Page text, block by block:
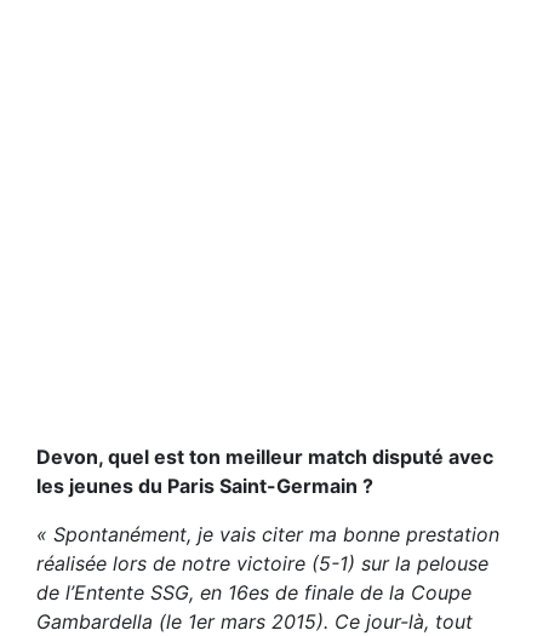
Devon, quel est ton meilleur match disputé avec
les jeunes du Paris Saint-Germain ?
« Spontanément, je vais citer ma bonne prestation
réalisée lors de notre victoire (5-1) sur la pelouse
de l’Entente SSG, en 16es de finale de la Coupe
Gambardella (le 1er mars 2015). Ce jour-là, tout